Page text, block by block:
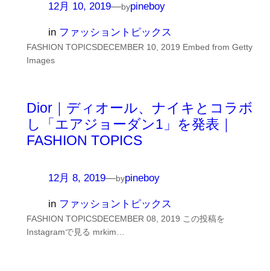
12月 10, 2019—bypineboy
in ファッショントピックス
FASHION TOPICSDECEMBER 10, 2019 Embed from Getty
Images
Dior｜ディオール、ナイキとコラボ
し「エアジョーダン1」を発表｜
FASHION TOPICS
12月 8, 2019—bypineboy
in ファッショントピックス
FASHION TOPICSDECEMBER 08, 2019 この投稿を
Instagramで見る mrkim…